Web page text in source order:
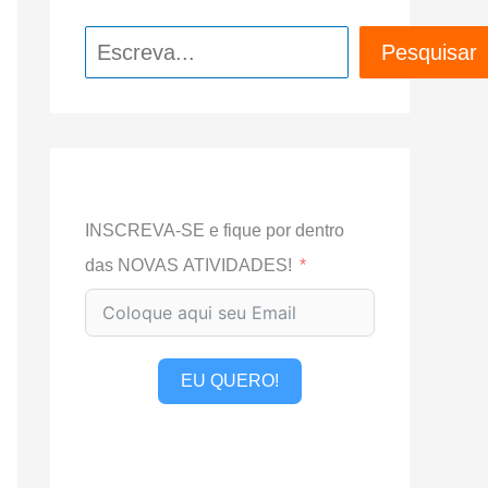
Pesquisar Pesquisar
INSCREVA-SE e fique por dentro
das NOVAS ATIVIDADES!
EU QUERO!